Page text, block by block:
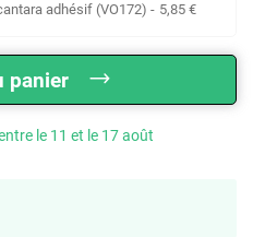
adhésif (VO172) - 5,85 €
panier
le 11 et le 17 août